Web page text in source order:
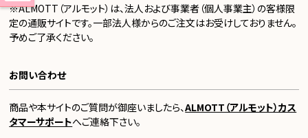
※ALMOTT（アルモット）は、法人および事業者（個人事業主）の客様限
定の通販サイトです。一部法人様からのご注文はお受けしておりません。
予めご了承ください。
お問い合わせ
商品や本サイトのご質問が御座いましたら、ALMOTT（アルモット）カス
タマーサポートへご連絡下さい。